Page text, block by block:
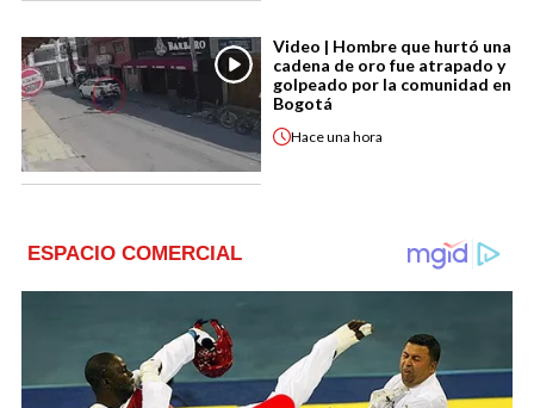
Video | Hombre que hurtó una
cadena de oro fue atrapado y
golpeado por la comunidad en
Bogotá
Haceuna hora